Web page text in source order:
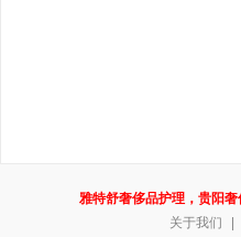
雅特舒奢侈品护理，贵阳
关于我们